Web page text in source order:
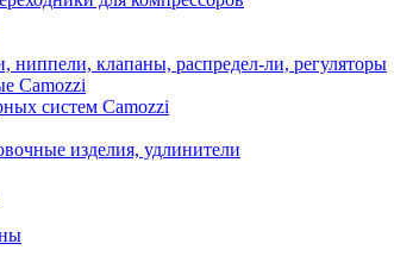
ниппели, клапаны, распредел-ли, регуляторы
Camozzi
систем Camozzi
изделия, удлинители